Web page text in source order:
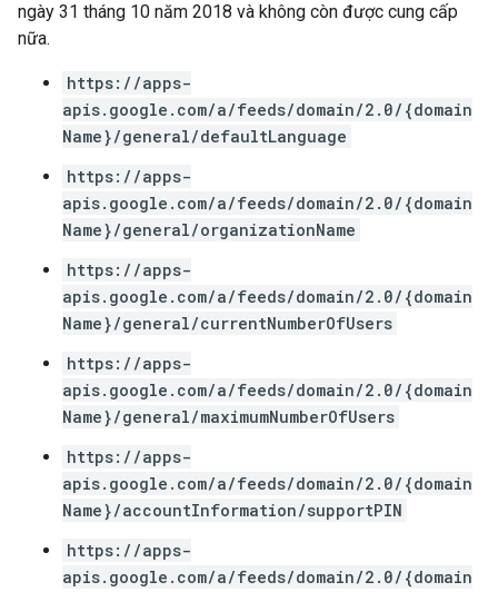
ngày 31 tháng 10 năm 2018 và không còn được cung cấp
nữa.
https://apps-
apis.google.com/a/feeds/domain/2.0/{domain
Name}/general/defaultLanguage
https://apps-
apis.google.com/a/feeds/domain/2.0/{domain
Name}/general/organizationName
https://apps-
apis.google.com/a/feeds/domain/2.0/{domain
Name}/general/currentNumberOfUsers
https://apps-
apis.google.com/a/feeds/domain/2.0/{domain
Name}/general/maximumNumberOfUsers
https://apps-
apis.google.com/a/feeds/domain/2.0/{domain
Name}/accountInformation/supportPIN
https://apps-
apis.google.com/a/feeds/domain/2.0/{domain